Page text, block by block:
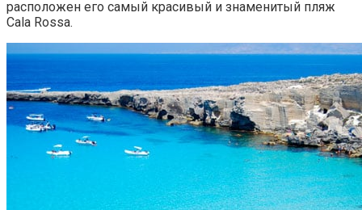
расположен его самый красивый и знаменитый пляж
Cala Rossa.